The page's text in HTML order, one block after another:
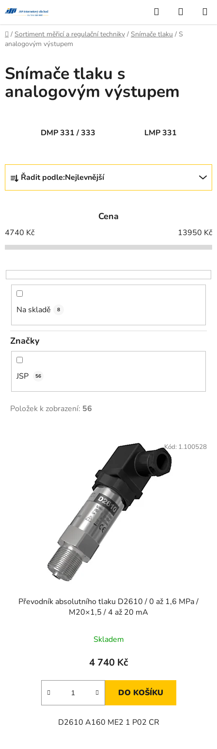
na
obsah
Hledat
KOŠÍK
Domů
/ Sortiment měřicí a regulační techniky / Snímače tlaku / S
analogovým výstupem
Snímače tlaku s
analogovým výstupem
DMP 331 / 333 LMP 331
Ř
z
í
p
o
d
ů
Řadit podle:Nejlevnější
Cena
4740 Kč 13950 Kč
Na skladě 8
Značky
JSP 56
Položek k zobrazení: 56
Převodník absolutního tlaku D2610 / 0 až 1,6 MPa /
M20×1,5 / 4 až 20 mA
Skladem
4 740 Kč
DO KOŠÍKU
D2610 A160 ME2 1 P02 CR
Kód: 1.100528